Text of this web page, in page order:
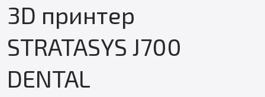
3D принтер
STRATASYS J700
DENTAL